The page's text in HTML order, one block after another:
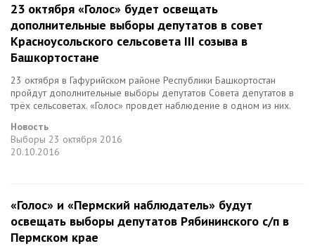
23 октября «Голос» будет освещать
дополнительные выборы депутатов в cовет
Красноусольского сельсовета III созыва в
Башкортостане
23 октября в Гафурийском районе Республики Башкортостан
пройдут дополнительные выборы депутатов Совета депутатов в
трёх сельсоветах. «Голос» провдет наблюдение в одном из них.
Новость
Выборы 23 октября 2016
20.10.2016
«Голос» и «Пермский наблюдатель» будут
освещать выборы депутатов Рябининского с/п в
Пермском крае